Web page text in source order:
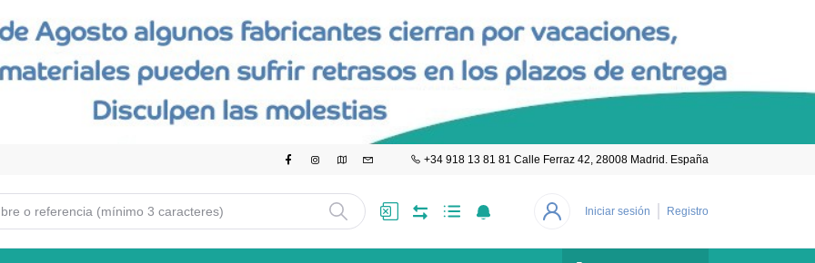
+34 918 13 81 81 Calle Ferraz 42, 28008 Madrid. España
Iniciar sesión Registro